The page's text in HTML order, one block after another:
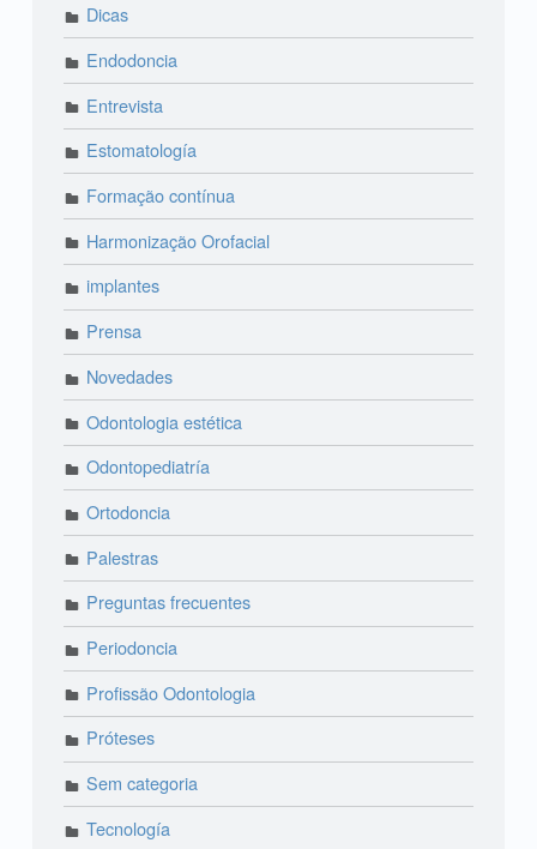
Dicas
Endodoncia
Entrevista
Estomatología
Formação contínua
Harmonização Orofacial
implantes
Prensa
Novedades
Odontologia estética
Odontopediatría
Ortodoncia
Palestras
Preguntas frecuentes
Periodoncia
Profissão Odontologia
Próteses
Sem categoria
Tecnología